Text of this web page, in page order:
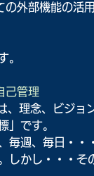
の外部機能の活用
。
己管理
、理念、ビジョ
」です。
毎週、毎日・・
しかし・・・